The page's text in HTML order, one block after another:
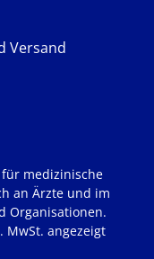
Versand
für medizinische
an Ärzte und im
Organisationen.
MwSt. angezeigt